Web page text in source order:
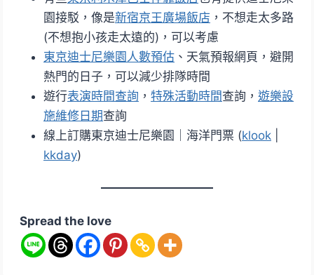
園接駁，像是新宿京王廣場飯店 ，不想走太多路
(不想抱小孩走太遠的)，可以考慮
東京迪士尼樂園人數預估 、天氣預報網頁，避開
熱門的日子，可以減少排隊時間
遊行表演時間查詢 ， 特殊活動時間查詢， 遊樂設
施維修日期查詢
線上訂購東京迪士尼樂園｜海洋門票 (klook
kkday)
Spread the love